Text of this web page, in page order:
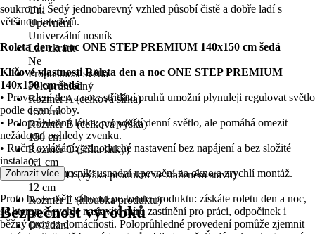
Uni
Upevnění
Univerzální nosník
Lze zkrátit
Ne
Propustnost světla
Poloprůhledný
Rozměr A (celková šířka)
155 cm
Rozměr B (celková výška)
150 cm
Rozměr C (šířka látky)
0,1 cm
Rozměr D (výška produktu ve staženém stavu)
12 cm
Rozměr E (hloubka produktu)
5,5 cm
Ovládání
soukromí. Šedý jednobarevný vzhled působí čistě a dobře ladí s
většinou interiérů.
Roleta den a noc ONE STEP PREMIUM 140x150 cm šedá
Klíčové vlastnosti Roleta den a noc ONE STEP PREMIUM
140x150 cm šedá
• Provedení den a noc: střídání pruhů umožní plynuleji regulovat světlo
podle denní doby.
• Poloprůhledná látka: propouští denní světlo, ale pomáhá omezit
nežádoucí pohledy zvenku.
• Ruční ovládání: jednoduché nastavení bez napájení a bez složité
instalace.
• Univerzální nosník: usnadní upevnění na okno a zrychlí montáž.
Proto byste měli sáhnout po tomto produktu: získáte roletu den a noc,
se kterou si rychle nastavíte míru zastínění pro práci, odpočinek i
běžný provoz domácnosti. Poloprůhledné provedení pomůže zjemnit
Zobrazit více
Bezpečnost výrobků